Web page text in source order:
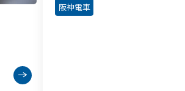
阪神電車